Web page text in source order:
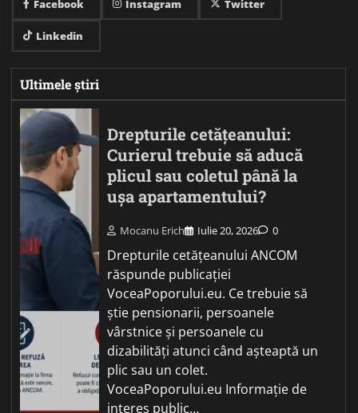
Facebook Instagram Twitter
Linkedin
Ultimele știri
Drepturile cetățeanului:
Curierul trebuie să aducă
plicul sau coletul până la
ușa apartamentului?
Mocanu Erich Iulie 20, 2026 0
Drepturile cetățeanului ANCOM
răspunde publicației
VoceaPoporului.eu. Ce trebuie să
știe pensionarii, persoanele
vârstnice și persoanele cu
dizabilități atunci când așteaptă un
plic sau un colet.
VoceaPoporului.eu Informație de
interes public…